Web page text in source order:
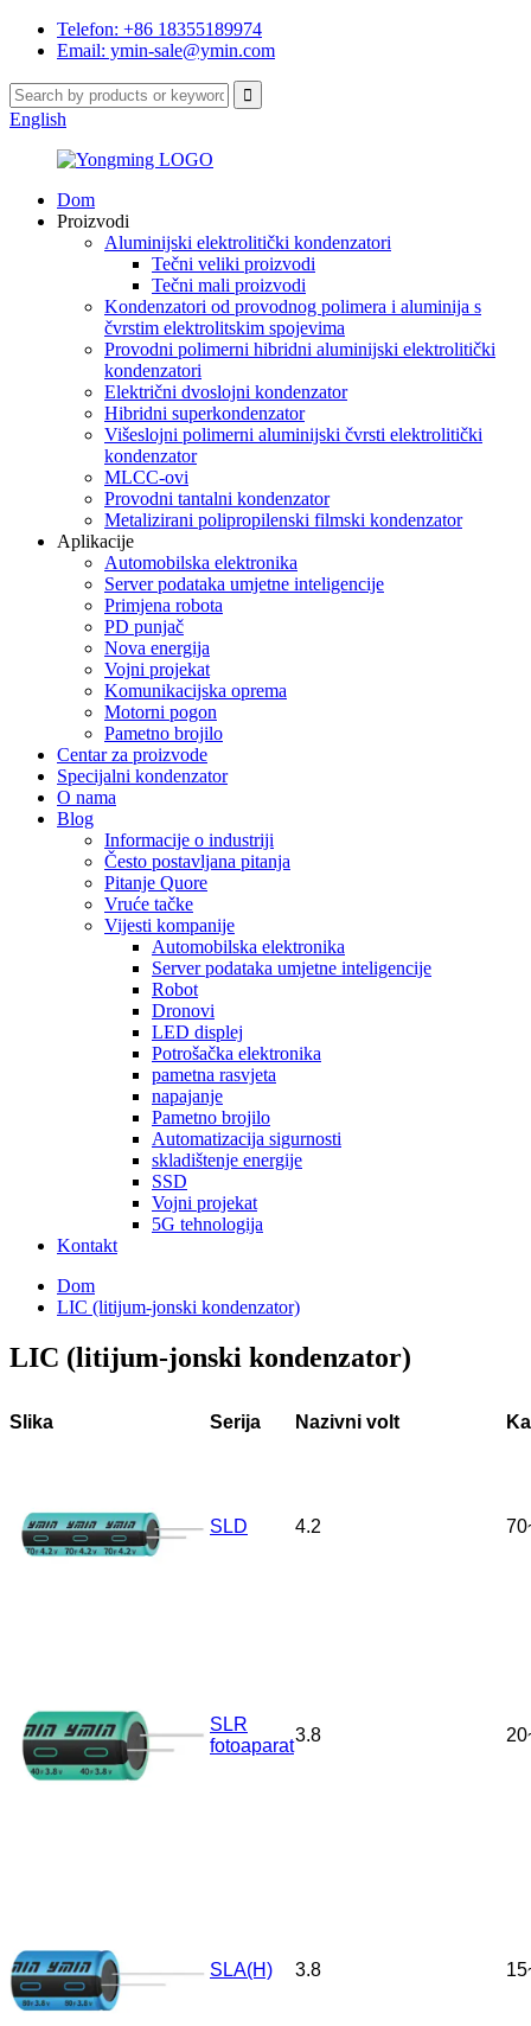
Telefon: +86 18355189974
Email: ymin-sale@ymin.com
English
Dom
Proizvodi
Aluminijski elektrolitički kondenzatori
Tečni veliki proizvodi
Tečni mali proizvodi
Kondenzatori od provodnog polimera i aluminija s
čvrstim elektrolitskim spojevima
Provodni polimerni hibridni aluminijski elektrolitički
kondenzatori
Električni dvoslojni kondenzator
Hibridni superkondenzator
Višeslojni polimerni aluminijski čvrsti elektrolitički
kondenzator
MLCC-ovi
Provodni tantalni kondenzator
Metalizirani polipropilenski filmski kondenzator
Aplikacije
Automobilska elektronika
Server podataka umjetne inteligencije
Primjena robota
PD punjač
Nova energija
Vojni projekat
Komunikacijska oprema
Motorni pogon
Pametno brojilo
Centar za proizvode
Specijalni kondenzator
O nama
Blog
Informacije o industriji
Često postavljana pitanja
Pitanje Quore
Vruće tačke
Vijesti kompanije
Automobilska elektronika
Server podataka umjetne inteligencije
Robot
Dronovi
LED displej
Potrošačka elektronika
pametna rasvjeta
napajanje
Pametno brojilo
Automatizacija sigurnosti
skladištenje energije
SSD
Vojni projekat
5G tehnologija
Kontakt
Dom
LIC (litijum-jonski kondenzator)
LIC (litijum-jonski kondenzator)
Slika Serija Nazivni volt
SLD 4.2
SLR
fotoaparat
3.8
SLA(H) 3.8